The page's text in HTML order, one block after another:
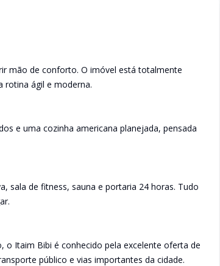
mão de conforto. O imóvel está totalmente
rotina ágil e moderna.
e uma cozinha americana planejada, pensada
sala de fitness, sauna e portaria 24 horas. Tudo
o Itaim Bibi é conhecido pela excelente oferta de
público e vias importantes da cidade.